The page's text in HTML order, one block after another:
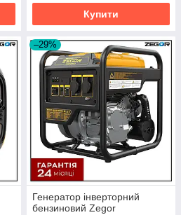
Купити
–29%
Генератор інверторний
бензиновий Zegor